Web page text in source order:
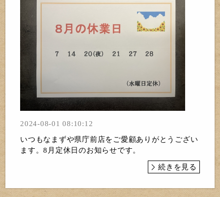
2024-08-01 08:10:12
いつもなまずや県庁前店をご愛顧ありがとうござい
ます。8月定休日のお知らせです。
続きを見る